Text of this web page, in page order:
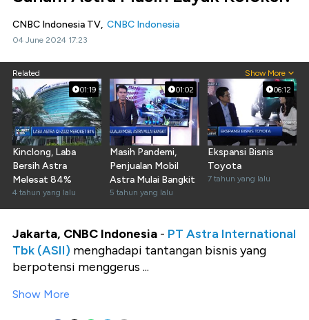
CNBC Indonesia TV, CNBC Indonesia
04 June 2024 17:23
Related Show More
01:19
Kinclong, Laba
Bersih Astra
Melesat 84%
4 tahun yang lalu
01:02
Masih Pandemi,
Penjualan Mobil
Astra Mulai Bangkit
5 tahun yang lalu
06:12
Ekspansi Bisnis
Toyota
7 tahun yang lalu
Jakarta, CNBC Indonesia - PT Astra International
Tbk (ASII) menghadapi tantangan bisnis yang
berpotensi menggerus ...
Show More